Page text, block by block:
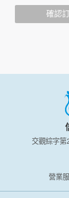
您個人在本網站
個人的資料，其
您所提供的姓名
於一般瀏覽時，
設備的 IP 位址
錄等，做為我們
用，決不對外公
為提供精確的服
分析，分析結果
外，我們會視需
人之資料。
的個人資料揭露
確認
交觀綜字第
營業